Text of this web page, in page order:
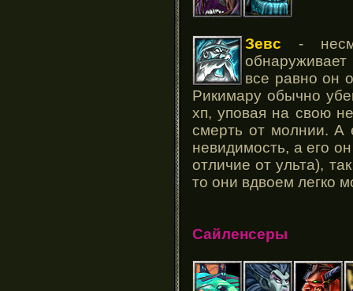
Зевс -
все равно он
Рикимару обычно
хп, уповая на свою
смерть от молнии. А
невидимость, а его
отличие от ульта),
то они вдвоем легко
Сайленсеры